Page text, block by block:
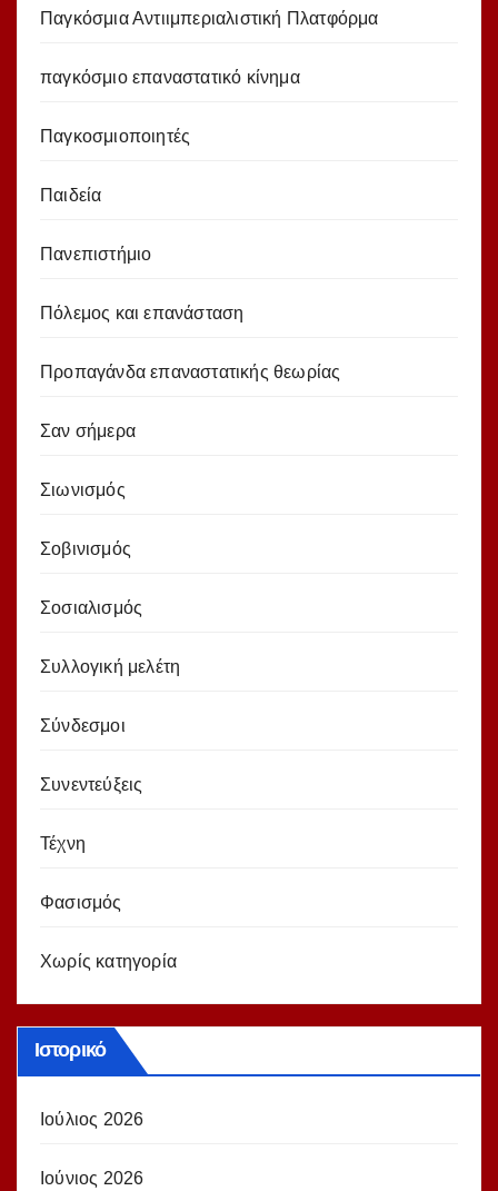
Παγκόσμια Αντιιμπεριαλιστική Πλατφόρμα
παγκόσμιο επαναστατικό κίνημα
Παγκοσμιοποιητές
Παιδεία
Πανεπιστήμιο
Πόλεμος και επανάσταση
Προπαγάνδα επαναστατικής θεωρίας
Σαν σήμερα
Σιωνισμός
Σοβινισμός
Σοσιαλισμός
Συλλογική μελέτη
Σύνδεσμοι
Συνεντεύξεις
Τέχνη
Φασισμός
Χωρίς κατηγορία
Ιστορικό
Ιούλιος 2026
Ιούνιος 2026